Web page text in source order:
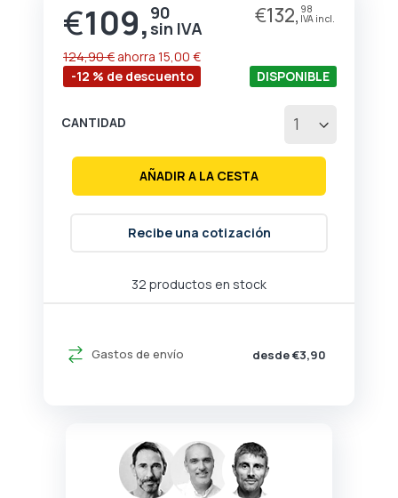
Precio
especial
€109, 90 €132, 98
-12 % de descuento
124,90 € ahorra 15,00 €
32 productos en stock
DISPONIBLE
Gastos de envío desde €3,90
CANTIDAD
AÑADIR A LA CESTA
Recibe una cotización